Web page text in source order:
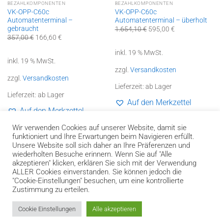
BEZAHLKOMPONENTEN
VK-OPP-C60c
Automatenterminal –
gebraucht
357,00€ Ursprünglicher
Preis
166,60 €Aktueller
inkl. 19 % MwSt.
zzgl. Versandkosten
Lieferzeit: ab Lager
Auf den Merkzettel
BEZAHLKOMPONENTEN
VK-OPP-C60c
Automatenterminal – überholt
1.654,10€ Ursprünglicher
Preis
595,00 €Aktueller
inkl. 19 % MwSt.
zzgl. Versandkosten
Lieferzeit: ab Lager
Auf den Merkzettel
Bank
Transfer
Cash
on
Invoice
Impressum
Datenschutzerklärung und Genderhinweis
Widerrufsbelehrung
Wir verwenden Cookies auf unserer Website, damit sie
funktioniert und Ihre Erwartungen beim Navigieren erfüllt.
Unsere Website soll sich daher an Ihre Präferenzen und
wiederholten Besuche erinnern. Wenn Sie auf "Alle
akzeptieren" klicken, erklären Sie sich mit der Verwendung
ALLER Cookies einverstanden. Sie können jedoch die
"Cookie-Einstellungen" besuchen, um eine kontrollierte
Zustimmung zu erteilen.
Cookie Einstellungen Alle akzeptieren